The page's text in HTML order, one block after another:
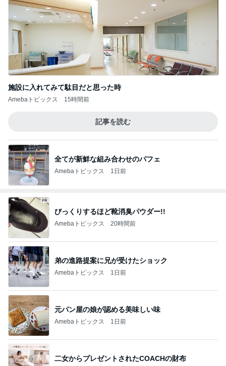
施設に入れてみて駄目だと思った時
Amebaトピックス 15時間前
記事を読む
全てが新鮮な組み合わせのパフェ
Amebaトピックス 1日前
びっくりするほど靴消臭パウダー!!
Amebaトピックス 20時間前
弟の進路提案に兄が受けたショック
Amebaトピックス 1日前
元パン屋の娘が認める美味しい味
Amebaトピックス 1日前
二女からプレゼントされたCOACHの財布